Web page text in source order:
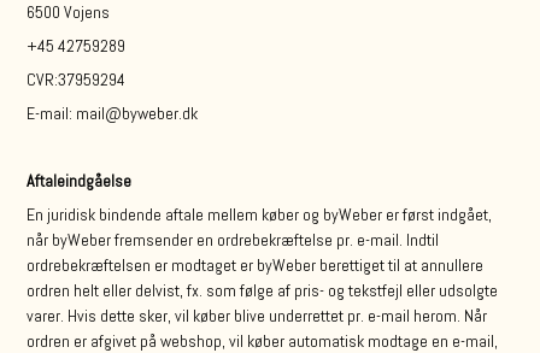
6500 Vojens
+45 42759289
CVR:37959294
E-mail: mail@byweber.dk
Aftaleindgåelse
En juridisk bindende aftale mellem køber og byWeber er først indgået,
når byWeber fremsender en ordrebekræftelse pr. e-mail. Indtil
ordrebekræftelsen er modtaget er byWeber berettiget til at annullere
ordren helt eller delvist, fx. som følge af pris- og tekstfejl eller udsolgte
varer. Hvis dette sker, vil køber blive underrettet pr. e-mail herom. Når
ordren er afgivet på webshop, vil køber automatisk modtage en e-mail,